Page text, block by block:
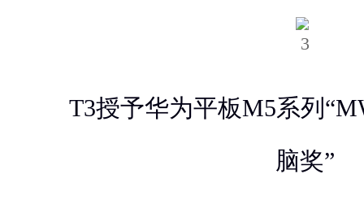
T3授予华为平板M5系列
脑奖”